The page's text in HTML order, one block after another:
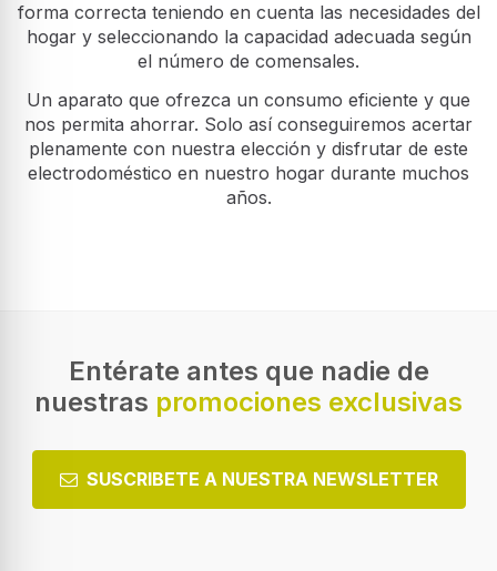
forma correcta teniendo en cuenta las necesidades del
hogar y seleccionando la capacidad adecuada según
el número de comensales.
Un aparato que ofrezca un consumo eficiente y que
nos permita ahorrar. Solo así conseguiremos acertar
plenamente con nuestra elección y disfrutar de este
electrodoméstico en nuestro hogar durante muchos
años.
Entérate antes que nadie de
nuestras promociones exclusivas
SUSCRIBETE A NUESTRA NEWSLETTER